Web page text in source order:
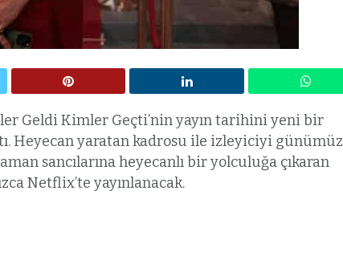
Geldi Kimler Geçti’nin yayın tarihini yeni bir
Heyecan yaratan kadrosu ile izleyiciyi günümüz
sancılarına heyecanlı bir yolculuğa çıkaran
Netflix’te yayınlanacak.